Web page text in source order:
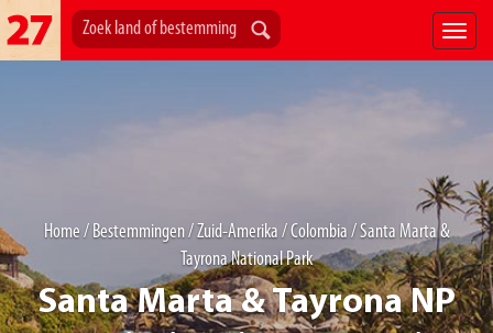
Home / Bestemmingen /Zuid-Amerika /Colombia / Santa Marta &
Tayrona National Park
Santa Marta & Tayrona NP